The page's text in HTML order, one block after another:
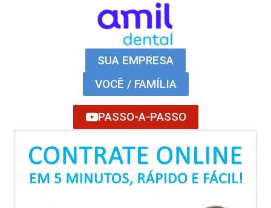
SUA EMPRESA
VOCÊ / FAMÍLIA
PASSO-A-PASSO